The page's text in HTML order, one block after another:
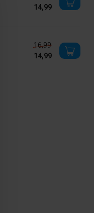
14,99
16,99
14,99